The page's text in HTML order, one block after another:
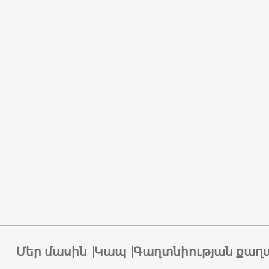
Մեր մասին Կապ Գաղտնիության